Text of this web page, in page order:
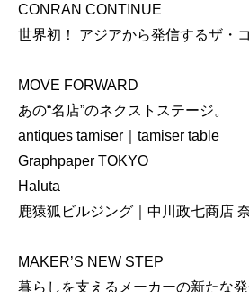
CONRAN CONTINUE
世界初！ アジアから発信するザ・
MOVE FORWARD
あの“名店”のネクストステージ。
antiques tamiser｜tamiser table
Graphpaper TOKYO
Haluta
鹿猿狐ビルジング｜中川政七商店
MAKER’S NEW STEP
暮らしを支えるメーカーの新たな発